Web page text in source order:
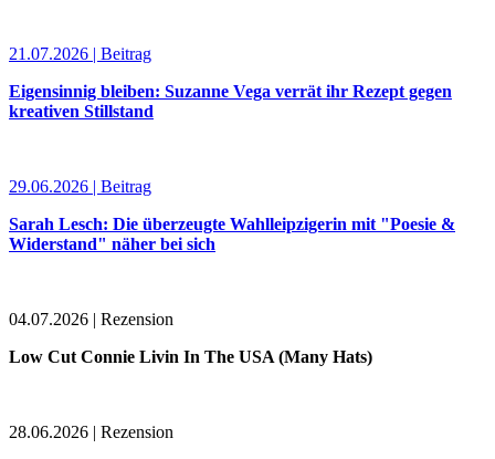
21.07.2026 | Beitrag
Eigensinnig bleiben: Suzanne Vega verrät ihr Rezept gegen
kreativen Stillstand
29.06.2026 | Beitrag
Sarah Lesch: Die überzeugte Wahlleipzigerin mit "Poesie &
Widerstand" näher bei sich
04.07.2026 | Rezension
Low Cut Connie Livin In The USA (Many Hats)
28.06.2026 | Rezension